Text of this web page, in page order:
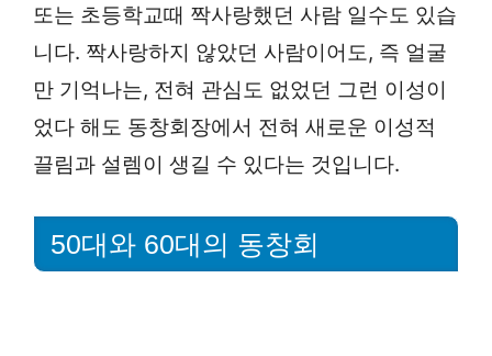
또는 초등학교때 짝사랑했던 사람 일수도 있습
니다. 짝사랑하지 않았던 사람이어도, 즉 얼굴
만 기억나는, 전혀 관심도 없었던 그런 이성이
었다 해도 동창회장에서 전혀 새로운 이성적
끌림과 설렘이 생길 수 있다는 것입니다.
50대와 60대의 동창회